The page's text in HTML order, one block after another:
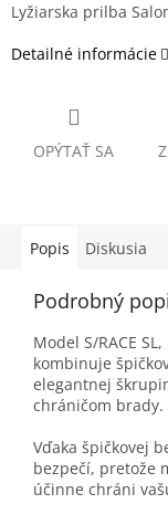
Lyžiarska prilba
Detailné informácie
OPÝTAŤ SA
Popis Diskusia
Podrobný
Model S/RACE
kombinuje
elegantnej
chráničom brady.
Vďaka špičkovej
bezpečí, pretože
účinne chráni